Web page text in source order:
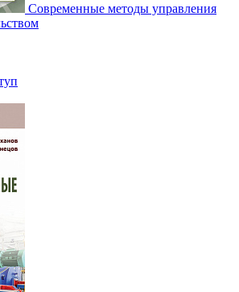
Современные методы управления